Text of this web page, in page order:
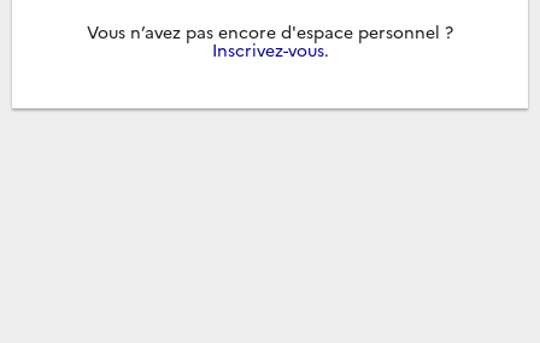
Vous n’avez pas encore d'espace personnel ?
Inscrivez-vous.